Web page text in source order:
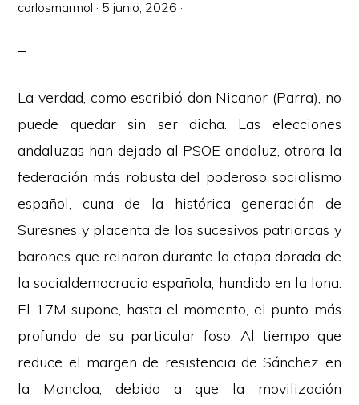
carlosmarmol · 5 junio, 2026 ·
La verdad, como escribió don Nicanor (Parra), no
puede quedar sin ser dicha. Las elecciones
andaluzas han dejado al PSOE andaluz, otrora la
federación más robusta del poderoso socialismo
español, cuna de la histórica generación de
Suresnes y placenta de los sucesivos patriarcas y
barones que reinaron durante la etapa dorada de
la socialdemocracia española, hundido en la lona.
El 17M supone, hasta el momento, el punto más
profundo de su particular foso. Al tiempo que
reduce el margen de resistencia de Sánchez en
la Moncloa, debido a que la movilización